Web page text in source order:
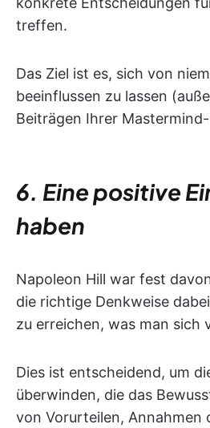
treffen.
Das Ziel ist es, sich von
beeinflussen zu lassen
Beiträgen Ihrer
6. Eine positive
haben
Napoleon Hill war fest
die richtige Denkweise
zu erreichen, was man sich
Dies ist entscheidend, um
überwinden, die das
von Vorurteilen, Annahmen